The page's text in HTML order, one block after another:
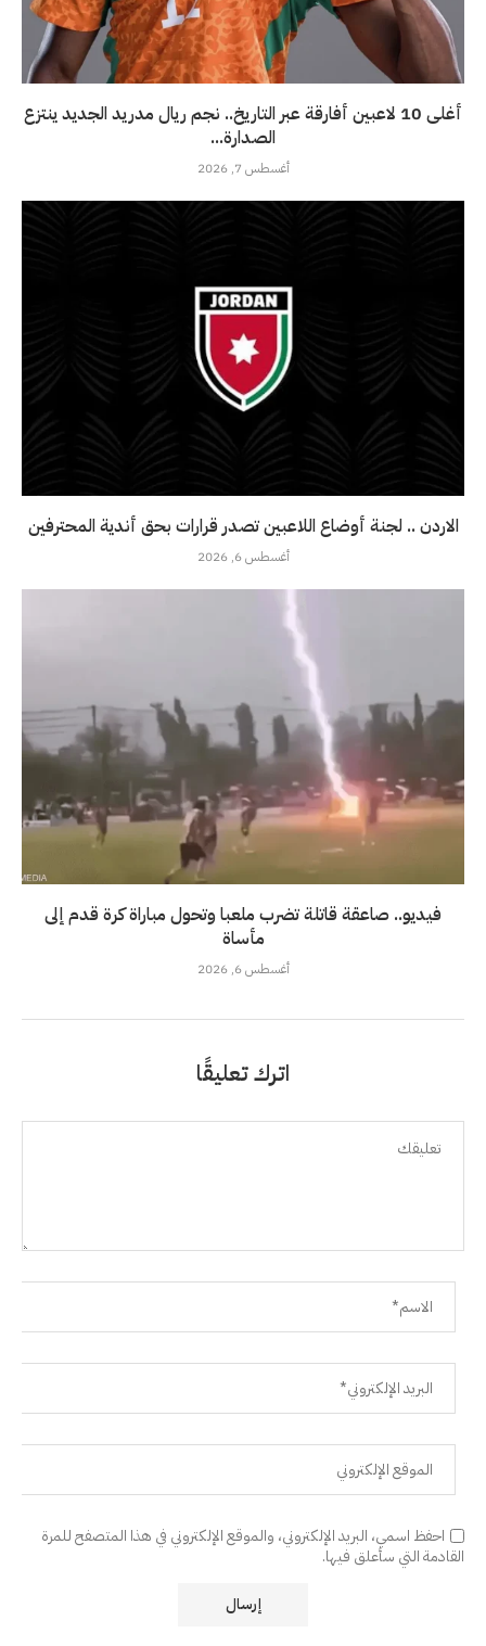
أغلى 10 لاعبين أفارقة عبر التاريخ.. نجم ريال مدريد الجديد ينتزع
الصدارة...
أغسطس 7, 2026
الاردن .. لجنة أوضاع اللاعبين تصدر قرارات بحق أندية المحترفين
أغسطس 6, 2026
فيديو.. صاعقة قاتلة تضرب ملعبا وتحول مباراة كرة قدم إلى
مأساة
أغسطس 6, 2026
اترك تعليقًا
احفظ اسمي، البريد الإلكتروني، والموقع الإلكتروني في هذا المتصفح للمرة
القادمة التي سأعلق فيها.